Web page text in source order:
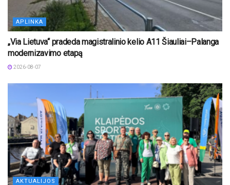
APLINKA
„Via Lietuva“ pradeda magistralinio kelio A11 Šiauliai–Palanga
modernizavimo etapą
2026-08-07
AKTUALIJOS